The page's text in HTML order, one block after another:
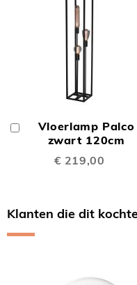
Vloerlamp Palco
zwart 120cm
€ 219,00
Winkelwagen
Klanten die dit